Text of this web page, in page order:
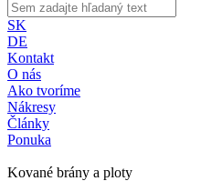
SK
DE
Kontakt
O nás
Ako tvoríme
Nákresy
Články
Ponuka
Kované brány a ploty